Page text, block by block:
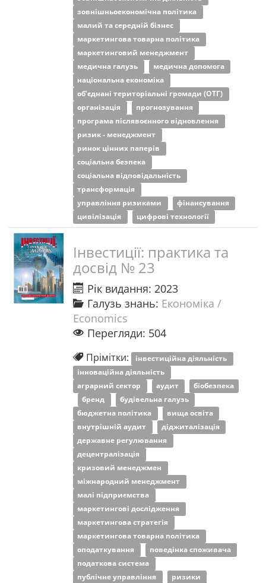
зовнішньоекономічна політика
малий та середній бізнес
маркетингова товарна політика
маркетинговий менеджмент
медична галузь
медична допомога
національна економіка
об’єднані територіальні громади (ОТГ)
організація
прогнозування
програма післявоєнного відновлення
ризик - менеджмент
ринок цінних паперів
соціальна безпека
соціальна відповідальність
трансформація
управління ризиками
фінансування
цивілізація
цифрові технології
Інвестиції: практика та
досвід № 23
Рік видання: 2023
Галузь знань: Економіка /
Economics
Перегляди: 504
Прімітки: інвестиційна діяльність
інноваційна діяльність
аграрний сектор
аудит
біобезпека
бренд
будівельна галузь
бюджетна політика
вища освіта
внутрішній аудит
діджиталізація
державне регулювання
децентралізація
кризовий менеджмен
міжнародний менеджмент
малі підприємства
маркетингові дослідження
маркетингова стратегія
маркетингова товарна політика
оподаткування
поведінка споживача
податкова система
публічне управління
ризики